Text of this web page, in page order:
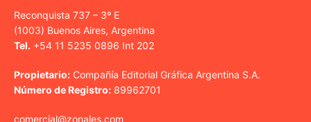
Reconquista 737 – 3º E
(1003) Buenos Aires, Argentina
Tel. +54 11 5235 0896 Int 202
Propietario: Compañía Editorial Gráfica Argentina S.A.
Número de Registro: 89962701
comercial@zonales.com